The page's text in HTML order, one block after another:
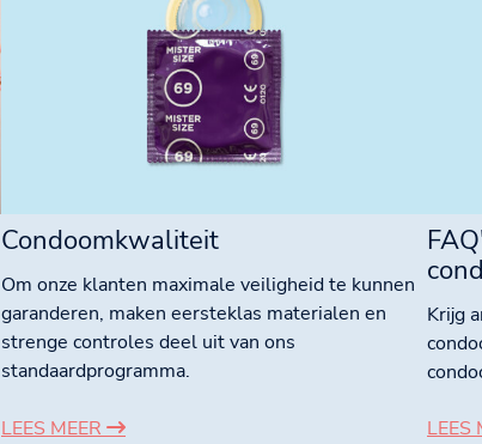
Condoomkwaliteit
Om onze klanten maximale veiligheid te kunnen
garanderen, maken eersteklas materialen en
strenge controles deel uit van ons
standaardprogramma.
LEES MEER
Krijg
LEES